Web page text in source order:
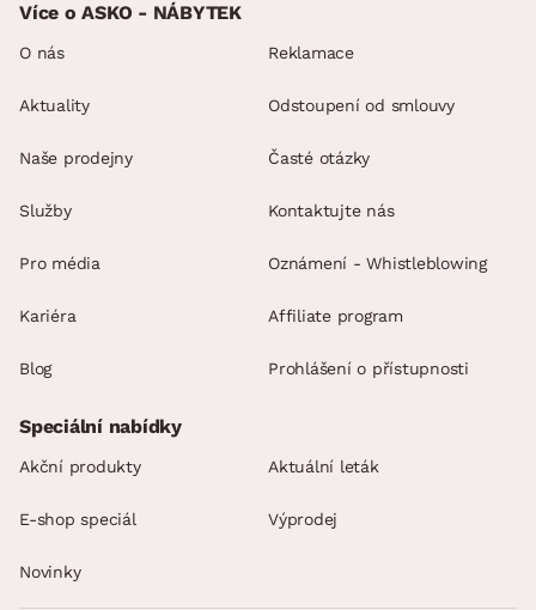
Více o ASKO - NÁBYTEK
O nás
Aktuality
Naše prodejny
Služby
Pro média
Kariéra
Blog
Reklamace
Odstoupení od smlouvy
Časté otázky
Kontaktujte nás
Oznámení - Whistleblowing
Affiliate program
Prohlášení o přístupnosti
Speciální nabídky
Akční produkty Aktuální leták
E-shop speciál Výprodej
Novinky